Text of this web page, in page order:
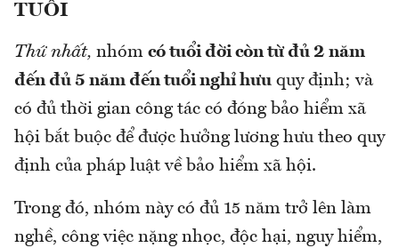
TUỔI
Thứ nhất, nhóm có tuổi đời còn từ đủ 2 năm
đến đủ 5 năm đến tuổi nghỉ hưu quy định; và
có đủ thời gian công tác có đóng bảo hiểm xã
hội bắt buộc để được hưởng lương hưu theo quy
định của pháp luật về bảo hiểm xã hội.
Trong đó, nhóm này có đủ 15 năm trở lên làm
nghề, công việc nặng nhọc, độc hại, nguy hiểm,